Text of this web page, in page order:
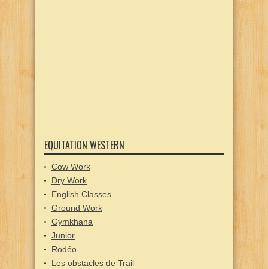
EQUITATION WESTERN
Cow Work
Dry Work
English Classes
Ground Work
Gymkhana
Junior
Rodéo
Les obstacles de Trail